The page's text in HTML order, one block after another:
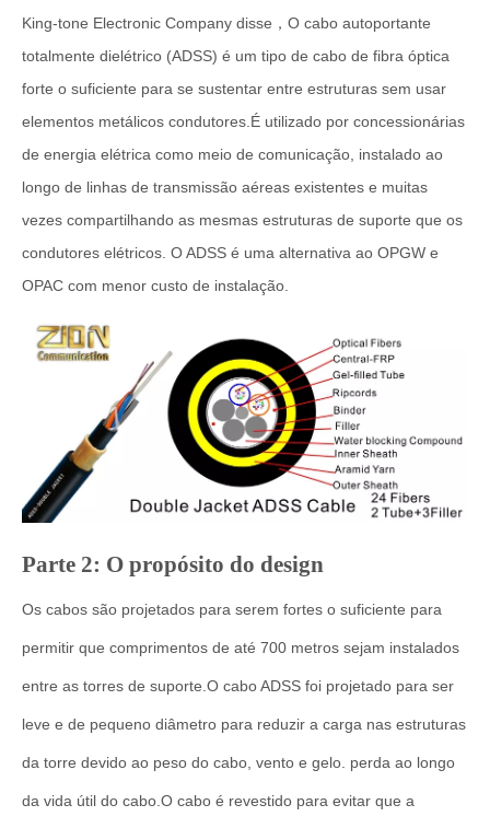
King-tone Electronic Company disse， O cabo autoportante
totalmente dielétrico (ADSS) é um tipo de cabo de fibra óptica
forte o suficiente para se sustentar entre estruturas sem usar
elementos metálicos condutores.É utilizado por concessionárias
de energia elétrica como meio de comunicação, instalado ao
longo de linhas de transmissão aéreas existentes e muitas
vezes compartilhando as mesmas estruturas de suporte que os
condutores elétricos. O ADSS é uma alternativa ao OPGW e
OPAC com menor custo de instalação.
Parte 2: O propósito do design
Os cabos são projetados para serem fortes o suficiente para
permitir que comprimentos de até 700 metros sejam instalados
entre as torres de suporte.O cabo ADSS foi projetado para ser
leve e de pequeno diâmetro para reduzir a carga nas estruturas
da torre devido ao peso do cabo, vento e gelo. perda ao longo
da vida útil do cabo.O cabo é revestido para evitar que a